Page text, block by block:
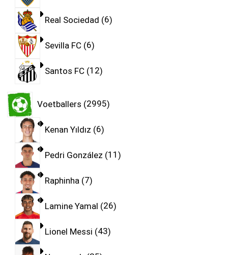
Real Sociedad 6
Sevilla FC 6
Santos FC 12
Voetballers 2995
Kenan Yıldız 6
Pedri González 11
Raphinha 7
Lamine Yamal 26
Lionel Messi 43